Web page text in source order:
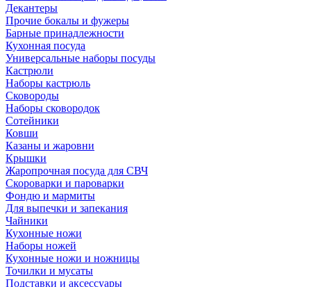
Декантеры
Прочие бокалы и фужеры
Барные принадлежности
Кухонная посуда
Универсальные наборы посуды
Кастрюли
Наборы кастрюль
Сковороды
Наборы сковородок
Сотейники
Ковши
Казаны и жаровни
Крышки
Жаропрочная посуда для СВЧ
Скороварки и пароварки
Фондю и мармиты
Для выпечки и запекания
Чайники
Кухонные ножи
Наборы ножей
Кухонные ножи и ножницы
Точилки и мусаты
Подставки и аксессуары